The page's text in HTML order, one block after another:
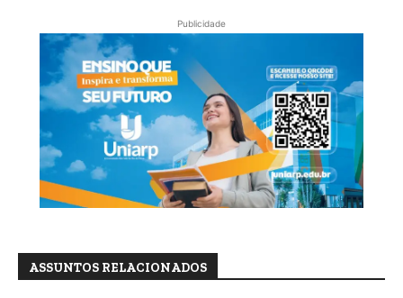
Publicidade
ASSUNTOS RELACIONADOS